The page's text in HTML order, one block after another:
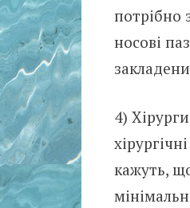
потрібно
носові
4)
кажуть,